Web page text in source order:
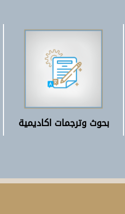
بحوث وترجمات اكاديمية